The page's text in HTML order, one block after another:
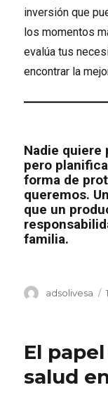
inversión que
los momentos
evalúa tus
encontrar la
Nadie quiere
pero
forma de
queremos.
que un
familia.
Autor
adsolivesa
El
salud